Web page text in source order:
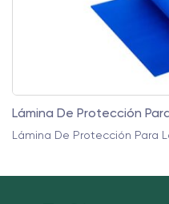
Lámina De Protección Para